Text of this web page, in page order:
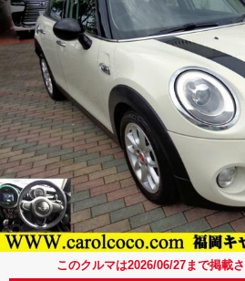
このクルマは2026/06/27まで掲載